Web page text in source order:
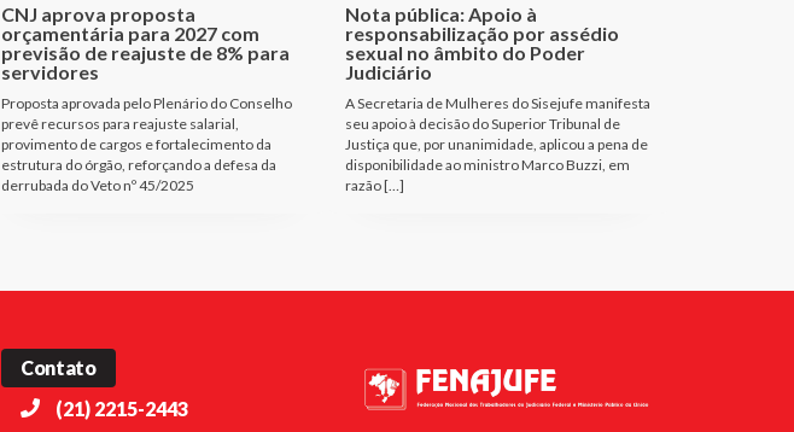
CNJ aprova proposta
orçamentária para 2027 com
previsão de reajuste de 8% para
servidores
Proposta aprovada pelo Plenário do Conselho
prevê recursos para reajuste salarial,
provimento de cargos e fortalecimento da
estrutura do órgão, reforçando a defesa da
derrubada do Veto nº 45/2025
Nota pública: Apoio à
responsabilização por assédio
sexual no âmbito do Poder
Judiciário
A Secretaria de Mulheres do Sisejufe manifesta
seu apoio à decisão do Superior Tribunal de
Justiça que, por unanimidade, aplicou a pena de
disponibilidade ao ministro Marco Buzzi, em
razão […]
Contato
(21) 2215-2443